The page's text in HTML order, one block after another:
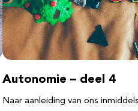
Autonomie – deel 4
Naar aanleiding van ons